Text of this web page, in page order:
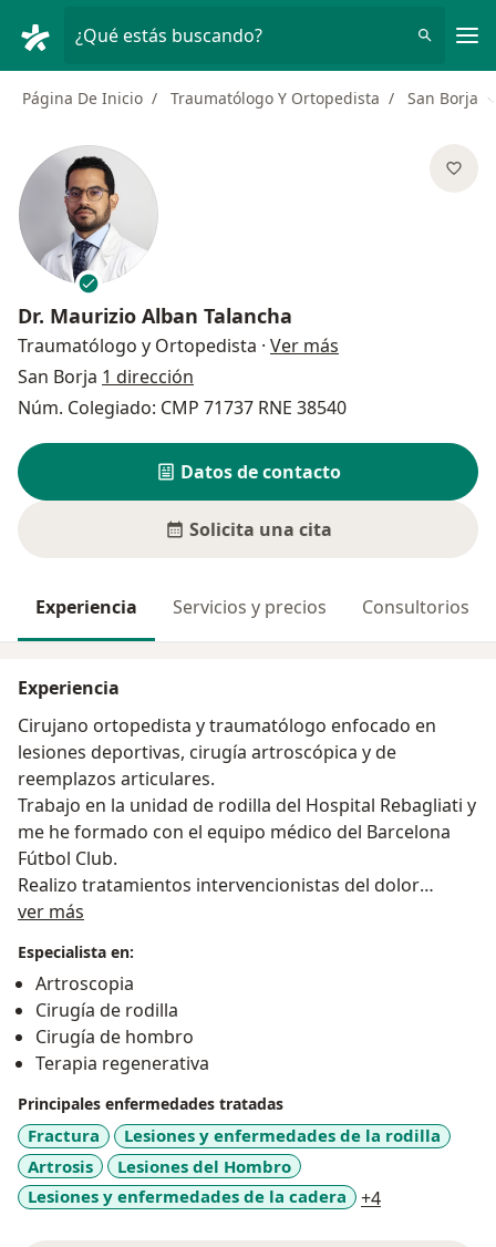
¿Qué estás buscando?
Página De Inicio Traumatólogo Y Ortopedista San Borja
Dr. Maurizio Alban Talancha
Traumatólogo y Ortopedista · Ver más
San Borja 1 dirección
Núm. Colegiado: CMP 71737 RNE 38540
Datos de contacto
Solicita una cita
Experiencia Servicios y precios Consultorios
Experiencia
Cirujano ortopedista y traumatólogo enfocado en
lesiones deportivas, cirugía artroscópica y de
reemplazos articulares.
Trabajo en la unidad de rodilla del Hospital Rebagliati y
me he formado con el equipo médico del Barcelona
Fútbol Club.
Realizo tratamientos intervencionistas del dolor
guiado por ecografía.
intensidad.
ver más
Especialista en:
Artroscopia
Cirugía de rodilla
Cirugía de hombro
Terapia regenerativa
Principales enfermedades tratadas
Fractura
Lesiones y enfermedades de la rodilla
Artrosis
Lesiones del Hombro
Lesiones y enfermedades de la cadera
+4